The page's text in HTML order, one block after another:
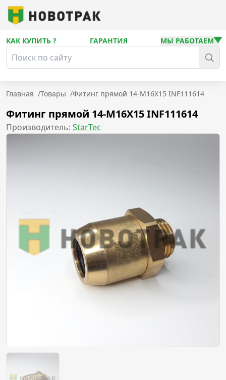
КАК КУПИТЬ ? ГАРАНТИЯ МЫ РАБОТАЕМ
Главная /Товары /Фитинг прямой 14-М16X15 INF111614
Фитинг прямой 14-М16X15 INF111614
Производитель: StarTec